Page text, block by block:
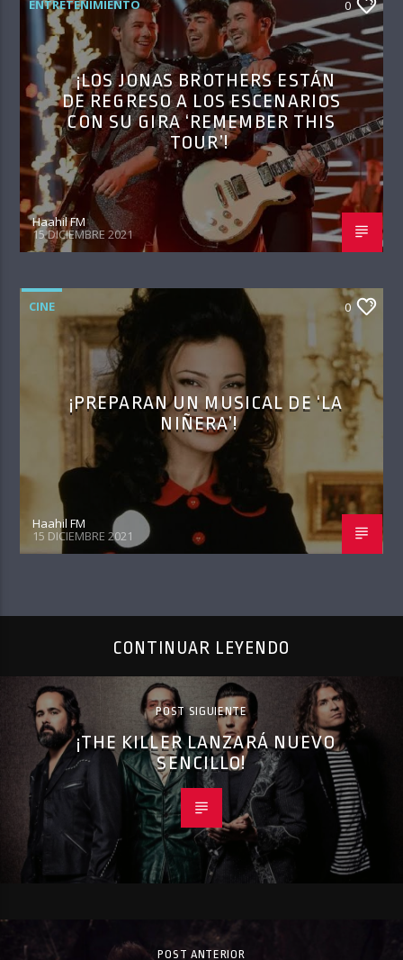
ENTRETENIMIENTO 0
¡LOS JONAS BROTHERS ESTÁN
DE REGRESO A LOS ESCENARIOS
CON SU GIRA ‘REMEMBER THIS
TOUR’!
Haahil FM
15 DICIEMBRE 2021
CINE 0
¡PREPARAN UN MUSICAL DE ‘LA
NIÑERA’!
Haahil FM
15 DICIEMBRE 2021
CONTINUAR LEYENDO
POST SIGUIENTE
¡THE KILLER LANZARÁ NUEVO
SENCILLO!
POST ANTERIOR